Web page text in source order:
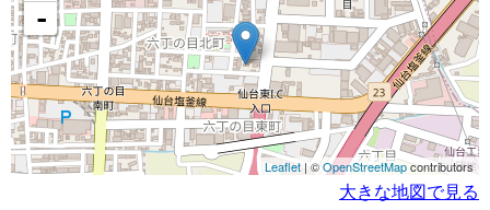
-
Leaflet| ©OpenStreetMapcontributors
大きな地図で見る